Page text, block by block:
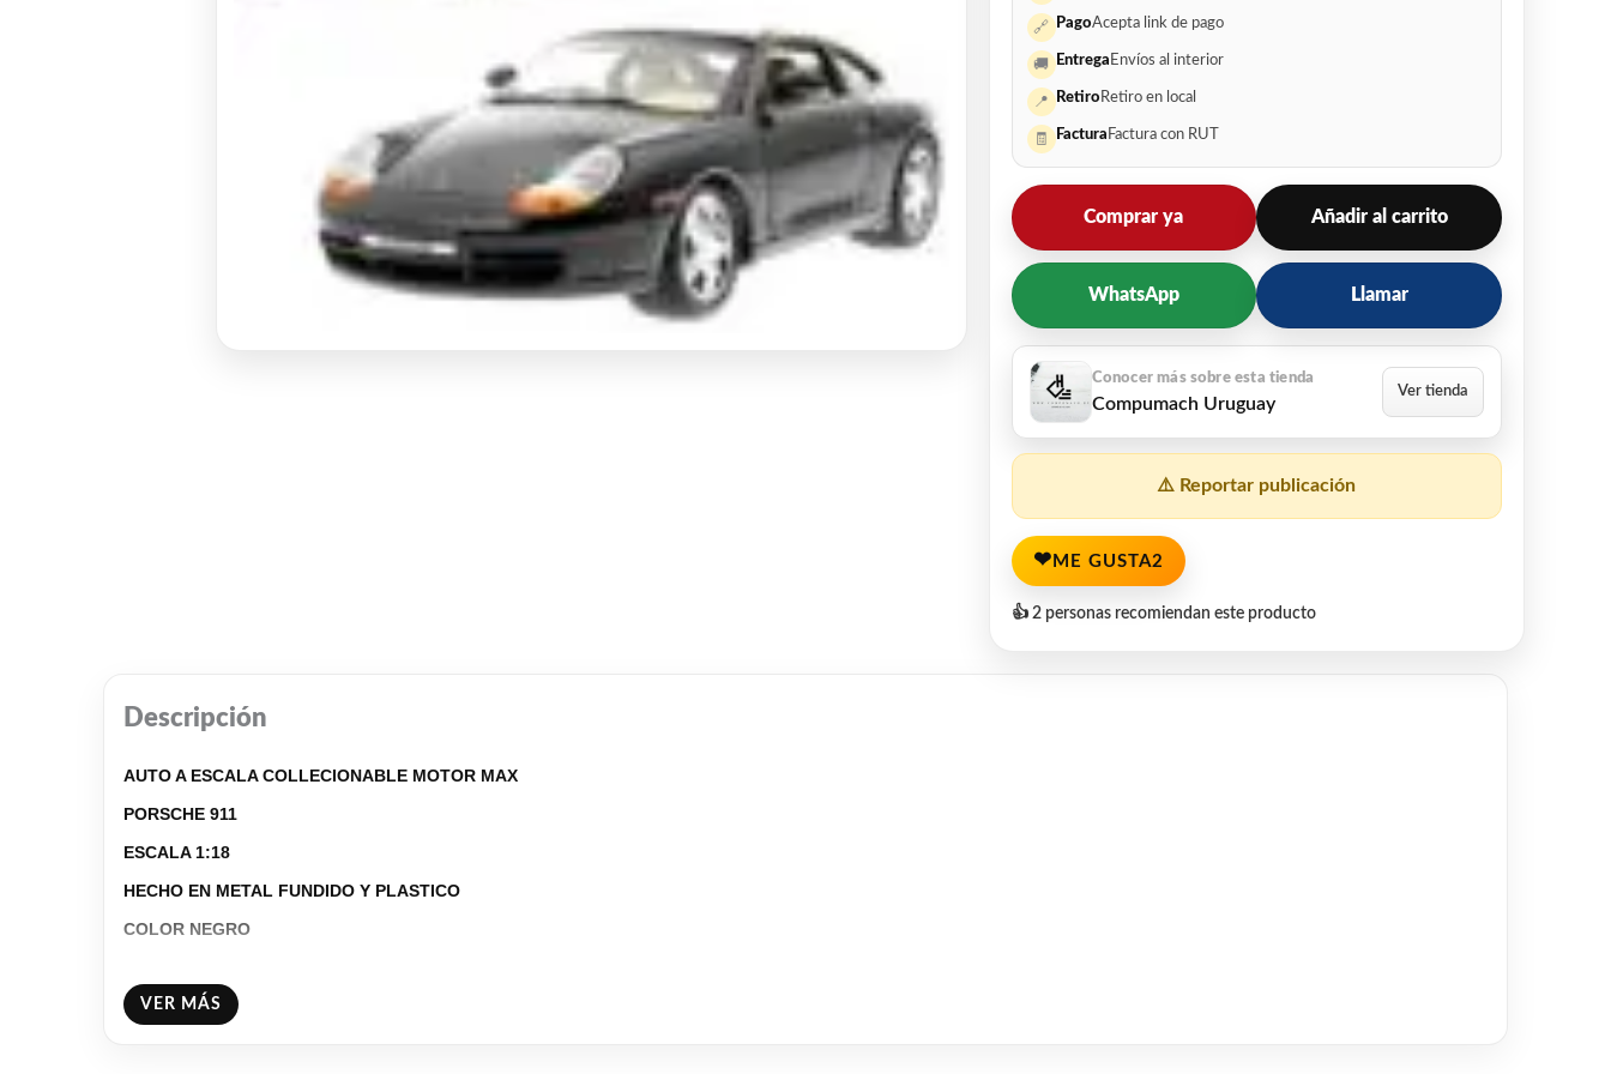
🔗 PagoAcepta link de pago
🚚 Entrega Envíos al interior
📍 Retiro Retiro en local
🧾 Factura Factura con RUT
Comprar ya Añadir al carrito
WhatsApp Llamar
Compumach Uruguay
⚠️ Reportar publicación
❤ ME GUSTA2
👍 2 personas recomiendan este producto
Descripción
AUTO A ESCALA COLLECIONABLE MOTOR MAX
PORSCHE 911
ESCALA 1:18
HECHO EN METAL FUNDIDO Y PLASTICO
COLOR NEGRO
Share
VER MÁS